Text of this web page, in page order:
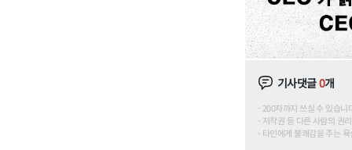
기사댓글0개
200자까지 쓰실 수 있습
저작권 등 다른 사람의 권
타인에게 불쾌감을 주는